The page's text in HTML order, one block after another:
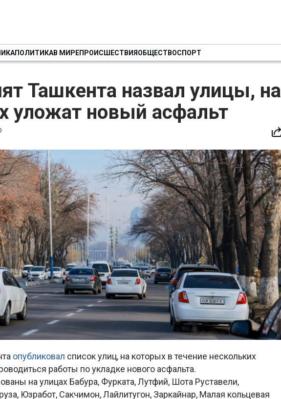
ПОЛИТИКАВ МИРЕПРОИСШЕСТВИЯОБЩЕСТВОСПОРТ
Ташкента назвал улицы, на
уложат новый асфальт
опубликовал список улиц, на которых в течение нескольких
работы по укладке нового асфальта.
на улицах Бабура, Фурката, Лутфий, Шота Руставели,
Юзработ, Сакчимон, Лайлитугон, Заркайнар, Малая кольцевая